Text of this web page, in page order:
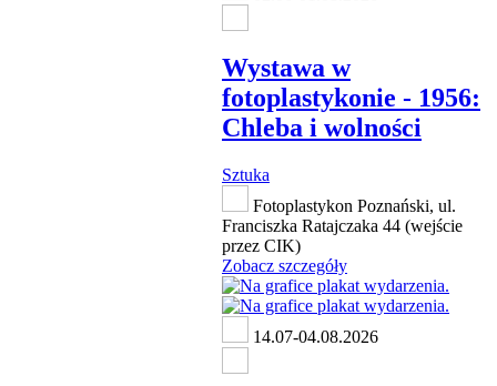
Wystawa w
fotoplastykonie - 1956:
Chleba i wolności
Sztuka
Fotoplastykon Poznański, ul.
Franciszka Ratajczaka 44 (wejście
przez CIK)
Zobacz szczegóły
14.07-04.08.2026